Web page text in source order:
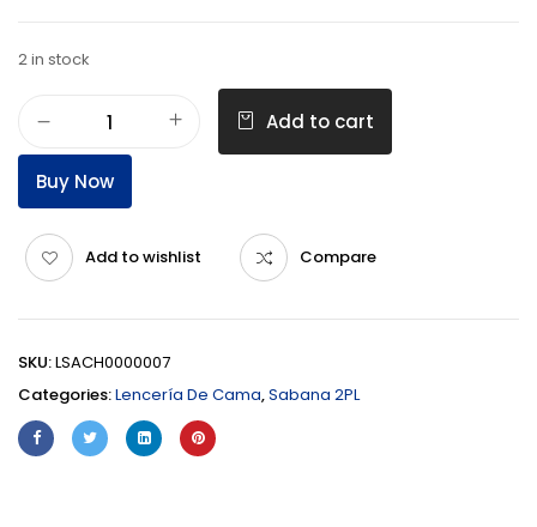
2 in stock
Add to cart
Buy Now
Add to wishlist Compare
SKU:LSACH0000007
Categories:Lencería De Cama,Sabana 2PL